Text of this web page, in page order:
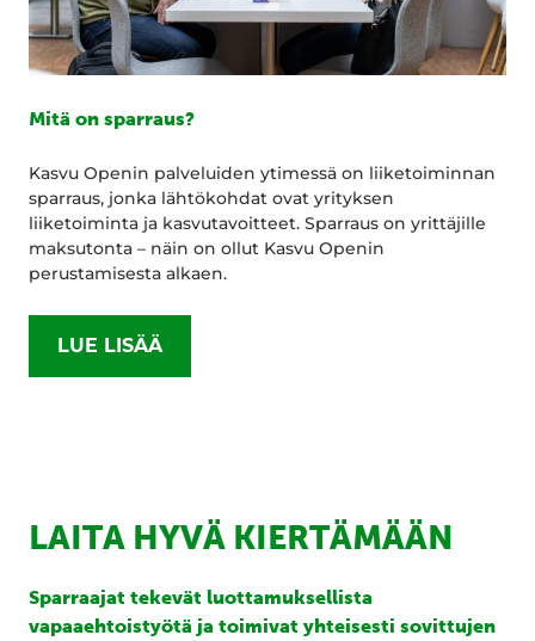
Mitä on sparraus?
Kasvu Openin palveluiden ytimessä on liiketoiminnan
sparraus, jonka lähtökohdat ovat yrityksen
liiketoiminta ja kasvutavoitteet. Sparraus on yrittäjille
maksutonta – näin on ollut Kasvu Openin
perustamisesta alkaen.
LUE LISÄÄ
LAITA HYVÄ KIERTÄMÄÄN
Sparraajat tekevät luottamuksellista
vapaaehtoistyötä ja toimivat yhteisesti sovittujen